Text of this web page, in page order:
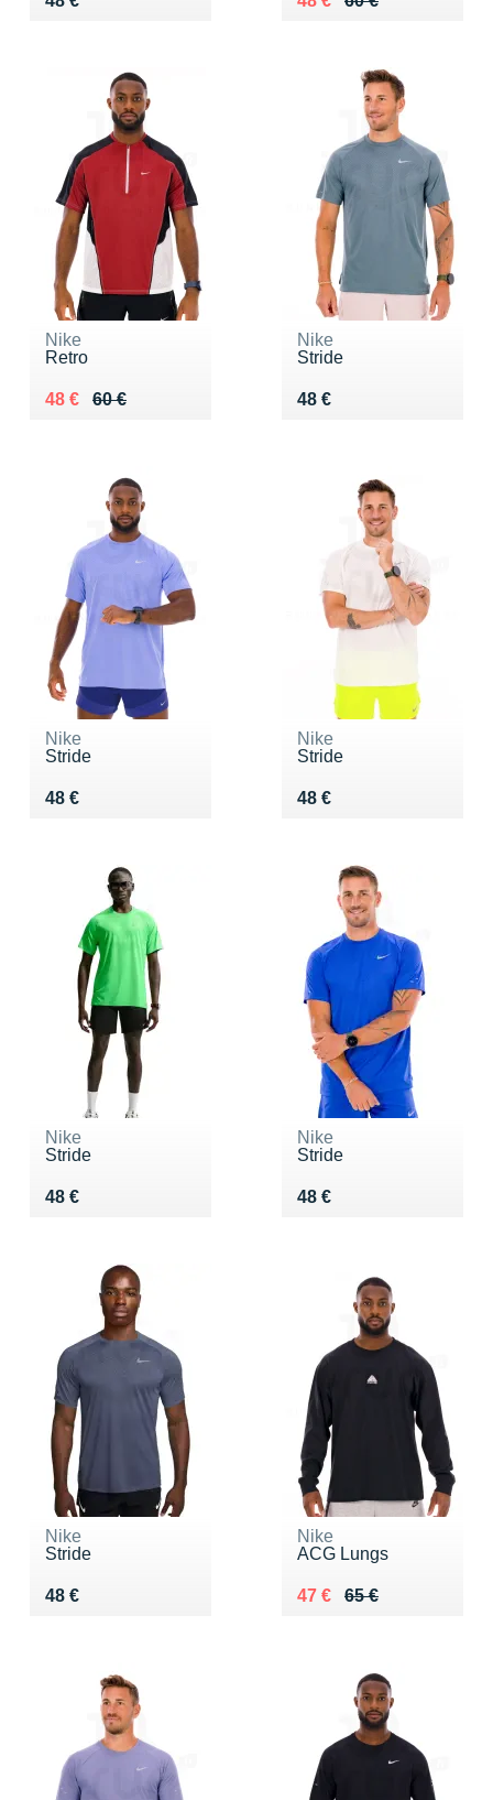
Nike
Retro
60 €
Au lieu de 60 €
48 €
Vendu 48 €
Nike
Stride
48 €
Vendu 48 €
Nike
Stride
48 €
Vendu 48 €
Nike
Stride
48 €
Vendu 48 €
Nike
Stride
48 €
Vendu 48 €
Nike
Stride
48 €
Vendu 48 €
Nike
Stride
48 €
Vendu 48 €
Nike
ACG Lungs
65 €
Au lieu de 65 €
47 €
Vendu 47 €